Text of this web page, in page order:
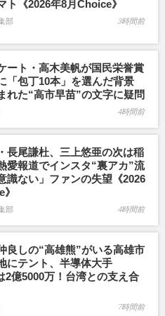
ト《2026年8月Choice》
部 3時間前
ート・高木美帆が国民栄誉賞
「包丁10本」を選んだ背景
れた“高市早苗”の文字に疑問
4時間前
長尾謙杜、三上悠亜の次は稲
愛報道でインスタ“裏アカ”流
識ない」ファンの失望《2026
部 4時間前
良しの“高雄熊”がいる高雄市
にテント、半導体大手
2億5000万！台湾との支え合
7時間前